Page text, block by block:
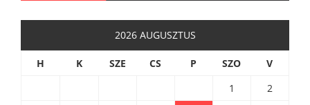
2026 AUGUSZTUS
H K SZE CS P SZO
V
1
2